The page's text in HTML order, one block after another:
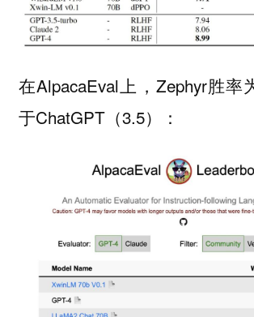
在AlpacaEval上，Zephyr胜率
于ChatGPT（3.5）：